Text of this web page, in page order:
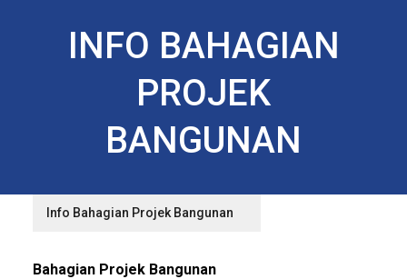
INFO BAHAGIAN
PROJEK
BANGUNAN
Info Bahagian Projek Bangunan
Bahagian Projek Bangunan